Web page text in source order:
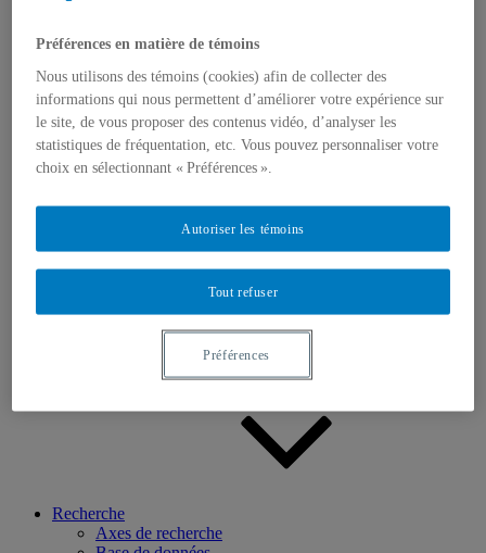
Communiqués
Distinctions
Activités
Événements à venir
Archives et bilans
Perspectives et dialogue
Vidéos et baladodiffusions
Recherche
Axes de recherche
Préférences en matière de témoins
Nous utilisons des témoins (cookies) afin de collecter des
informations qui nous permettent d’améliorer votre expérience sur
le site, de vous proposer des contenus vidéo, d’analyser les
statistiques de fréquentation, etc. Vous pouvez personnaliser votre
choix en sélectionnant « Préférences ».
Tout refuser
Autoriser les témoins
Préférences